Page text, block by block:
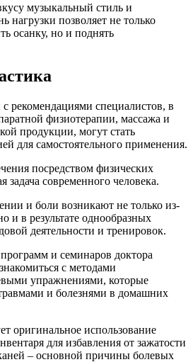
музыкальный стиль и
нагрузки позволяет не только
осанку, но и поднять
рекомендациями специалистов, в
физиотерапии, массажа и
продукции, могут стать
для самостоятельного применения.
посредством физических
задача современного человека.
и боли возникают не только из-
и в результате однообразных
деятельности и тренировок.
и семинаров доктора
с методами
упражнениями, которые
и болезнями в домашних
оригинальное использование
для избавления от зажатости
– основной причины болевых